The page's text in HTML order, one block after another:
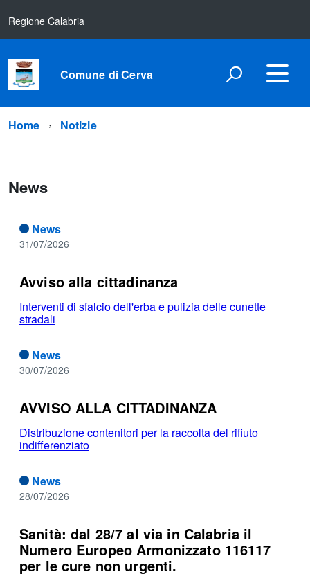
Regione Calabria
Comune di Cerva
Home Notizie
News
News
31/07/2026
Avviso alla cittadinanza
Interventi di sfalcio dell'erba e pulizia delle cunette
stradali
News
30/07/2026
AVVISO ALLA CITTADINANZA
Distribuzione contenitori per la raccolta del rifiuto
indifferenziato
News
28/07/2026
Sanità: dal 28/7 al via in Calabria il
Numero Europeo Armonizzato 116117
per le cure non urgenti.